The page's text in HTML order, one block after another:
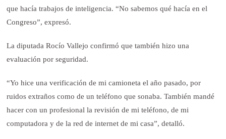
que hacía trabajos de inteligencia. “No sabemos qué hacía en el
Congreso”, expresó.
La diputada Rocío Vallejo confirmó que también hizo una
evaluación por seguridad.
“Yo hice una verificación de mi camioneta el año pasado, por
ruidos extraños como de un teléfono que sonaba. También mandé
hacer con un profesional la revisión de mi teléfono, de mi
computadora y de la red de internet de mi casa”, detalló.